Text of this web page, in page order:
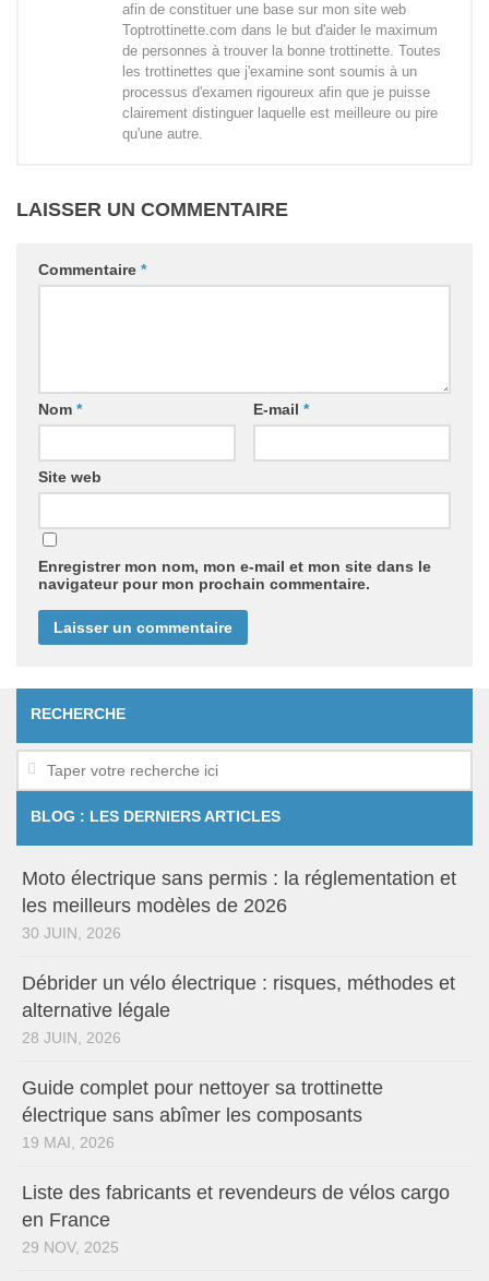
afin de constituer une base sur mon site web
Toptrottinette.com dans le but d'aider le maximum
de personnes à trouver la bonne trottinette. Toutes
les trottinettes que j'examine sont soumis à un
processus d'examen rigoureux afin que je puisse
clairement distinguer laquelle est meilleure ou pire
qu'une autre.
LAISSER UN COMMENTAIRE
Commentaire *
Nom * E-mail *
Site web
Enregistrer mon nom, mon e-mail et mon site dans le
navigateur pour mon prochain commentaire.
RECHERCHE
BLOG : LES DERNIERS ARTICLES
Moto électrique sans permis : la réglementation et
les meilleurs modèles de 2026
30 JUIN, 2026
Débrider un vélo électrique : risques, méthodes et
alternative légale
28 JUIN, 2026
Guide complet pour nettoyer sa trottinette
électrique sans abîmer les composants
19 MAI, 2026
Liste des fabricants et revendeurs de vélos cargo
en France
29 NOV, 2025